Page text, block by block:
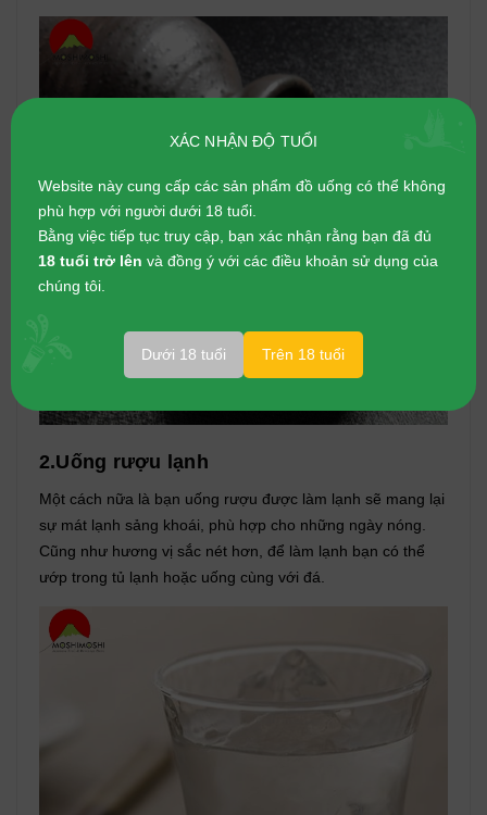
2.Uống rượu lạnh
Một cách nữa là bạn uống rượu được làm lạnh sẽ mang lại
sự mát lạnh sảng khoái, phù hợp cho những ngày nóng.
Cũng như hương vị sắc nét hơn, để làm lạnh bạn có thể
ướp trong tủ lạnh hoặc uống cùng với đá.
XÁC NHẬN ĐỘ TUỔI
Website này cung cấp các sản phẩm đồ uống có thể không
phù hợp với người dưới 18 tuổi.
Bằng việc tiếp tục truy cập, bạn xác nhận rằng bạn đã đủ
18 tuổi trở lên và đồng ý với các điều khoản sử dụng của
chúng tôi.
Dưới 18 tuổi Trên 18 tuổi